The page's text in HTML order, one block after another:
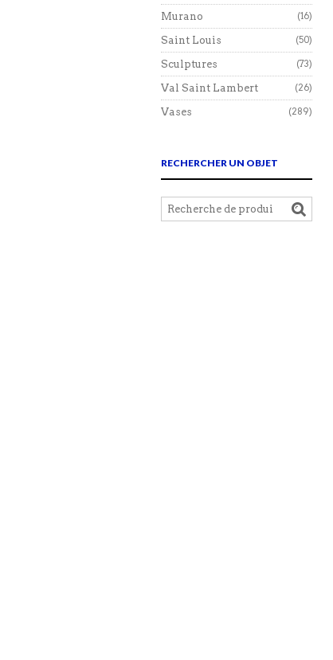
Murano (16)
Saint Louis (50)
Sculptures (73)
Val Saint Lambert (26)
Vases (289)
RECHERCHER UN OBJET